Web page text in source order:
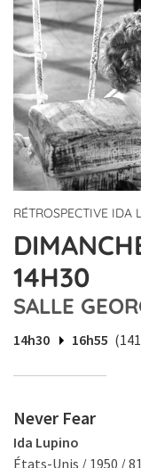
RÉTROSPECTIVE IDA
14H30
SALLE
14h30 16h55
Never Fear
Ida Lupino
États-Unis / 1950 /